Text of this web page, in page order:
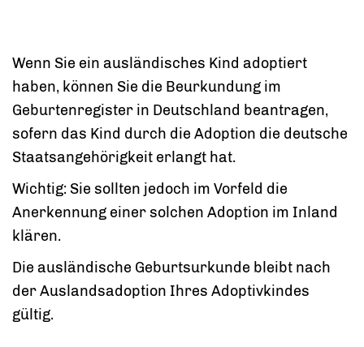
Wenn Sie ein ausländisches Kind adoptiert
haben, können Sie die Beurkundung im
Geburtenregister in Deutschland beantragen,
sofern das Kind durch die Adoption die deutsche
Staatsangehörigkeit erlangt hat.
Wichtig: Sie sollten jedoch im Vorfeld die
Anerkennung einer solchen Adoption im Inland
klären.
Die ausländische Geburtsurkunde bleibt nach
der Auslandsadoption Ihres Adoptivkindes
gültig.